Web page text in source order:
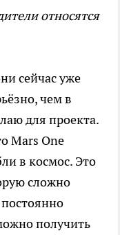
относятся
сейчас уже
чем в
для проекта.
Mars One
в космос. Это
сложно
получить